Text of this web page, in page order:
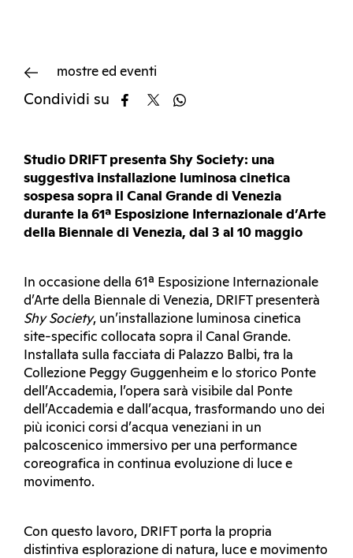
mostre ed eventi
Condividi su
Studio DRIFT presenta Shy Society: una
suggestiva installazione luminosa cinetica
sospesa sopra il Canal Grande di Venezia
durante la 61ª Esposizione Internazionale d’Arte
della Biennale di Venezia, dal 3 al 10 maggio
In occasione della 61ª Esposizione Internazionale
d’Arte della Biennale di Venezia, DRIFT presenterà
Shy Society, un’installazione luminosa cinetica
site-specific collocata sopra il Canal Grande.
Installata sulla facciata di Palazzo Balbi, tra la
Collezione Peggy Guggenheim e lo storico Ponte
dell’Accademia, l’opera sarà visibile dal Ponte
dell’Accademia e dall’acqua, trasformando uno dei
più iconici corsi d’acqua veneziani in un
palcoscenico immersivo per una performance
coreografica in continua evoluzione di luce e
movimento.
Con questo lavoro, DRIFT porta la propria
distintiva esplorazione di natura, luce e movimento